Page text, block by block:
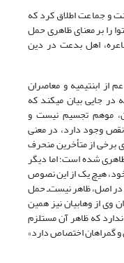
و جماعت اطلاق کرد که
را بر معنای ظاهری حمل
اهل بدعت در دین
از ابن‏تیمیه و معاصران
در جایی بیان می‏کند که
موهم تجسیم نیست و
وجود دارد، در معنی
برخی از متأخرین منحرف
شده است؛ اما دیگر
هیچ یک از این نصوص
در اصل، ظاهر نیست‌ـ حمل
بی‏تا[الف]، 33: 172). پیروان وی از وهابیان نیز همین
که ظاهر آن مستلزم
گمراهان اختصاص دارد»